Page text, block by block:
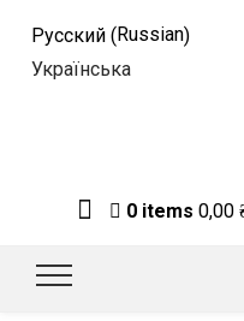
Русский (Russian)
Українська
0 items 0,00